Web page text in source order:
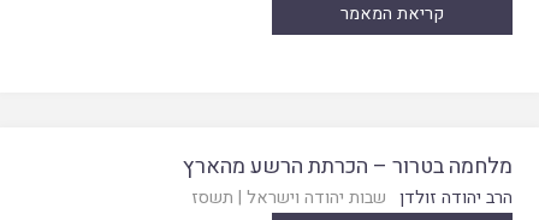
קריאת המאמר
מלחמה בטרור – הכרתת הרשע מהארץ
הרב יהודה זולדן שבות יהודה וישראל | תשסז